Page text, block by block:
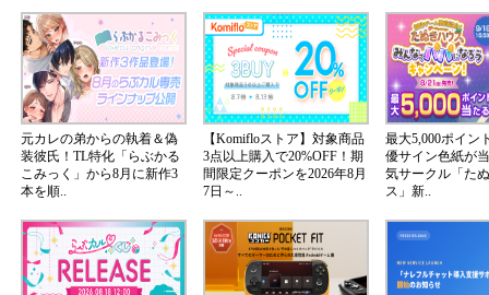
元カレの弟からの執着＆偽
装彼氏！TL特化「らぶかる
こみっく」から8月に新作3
本を順..
【Komifloストア】対象商品
3点以上購入で20%OFF！期
間限定クーポンを2026年8月
7日～..
最大5,000ポイン
優サイン色紙が
気サークル「た
ス」新..